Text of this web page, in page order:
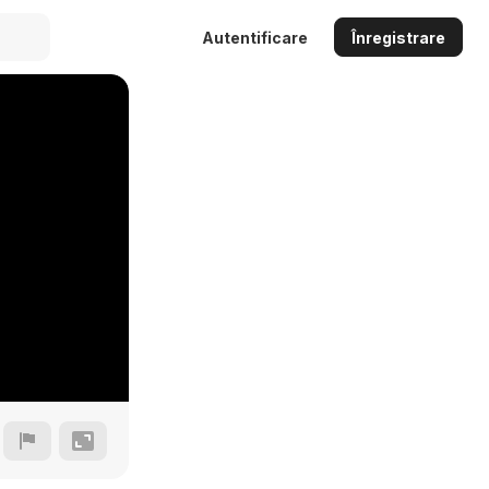
Autentificare Înregistrare